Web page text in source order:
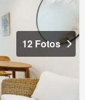
12 Fotos